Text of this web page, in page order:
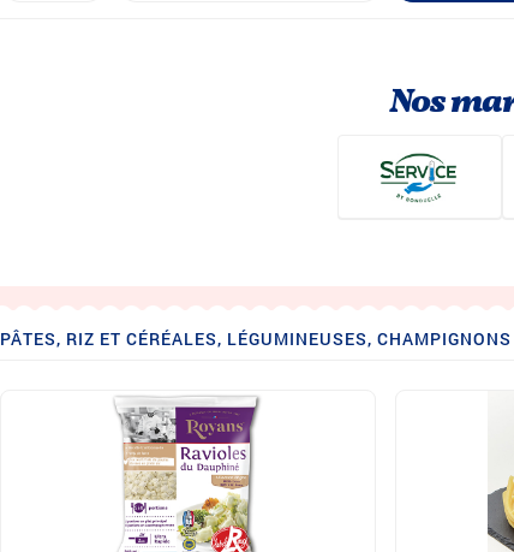
Nos
PÂTES, RIZ ET CÉRÉALES, LÉGUMINEUSES, CHAMPIGNONS